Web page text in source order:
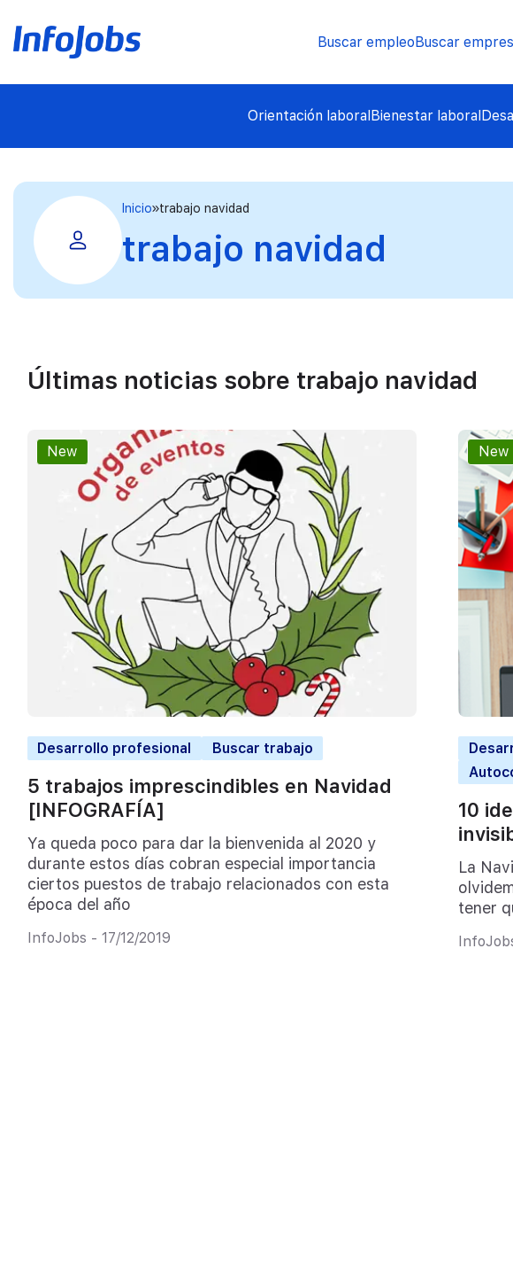
Buscar empleoBuscar
Orientación laboralBienestar laboral
Inicio trabajo navidad
trabajo navidad
Últimas noticias sobre trabajo navidad
New
Desarrollo profesional Buscar trabajo
5 trabajos imprescindibles en Navidad
[INFOGRAFÍA]
Ya queda poco para dar la bienvenida al 2020 y
durante estos días cobran especial importancia
ciertos puestos de trabajo relacionados con esta
época del año
InfoJobs - 17/12/2019
New
10
La
tener